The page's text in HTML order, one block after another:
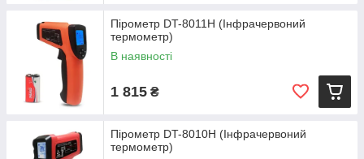
Пірометр DT-8011H (Інфрачервоний
термометр)
В наявності
1 815 ₴
Пірометр DT-8010H (Інфрачервоний
термометр)